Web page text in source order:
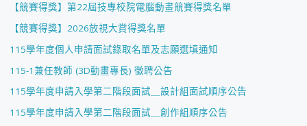
【競賽得獎】第22屆技專校院電腦動畫競賽得獎名單
【競賽得獎】2026放視大賞得獎名單
115學年度個人申請面試錄取名單及志願選填通知
115-1兼任教師 (3D動畫專長) 徵聘公告
115學年度申請入學第二階段面試＿設計組面試順序公告
115學年度申請入學第二階段面試＿創作組順序公告